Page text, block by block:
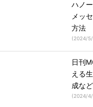
ハノ
メッ
方法
(2024/5/
日刊
える
成など
(2024/